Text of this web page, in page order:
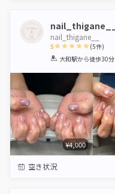
nail_thigane__
nail_thigane__
5
1 2 3 4 5
(5件)
大和駅から徒歩30分
¥4,000
空き状況